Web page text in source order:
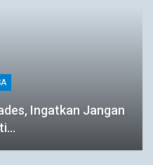
Ingatkan Jangan